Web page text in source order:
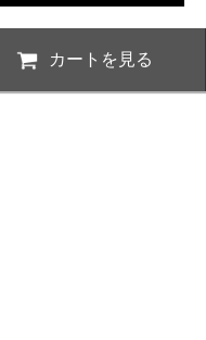
カートを見る